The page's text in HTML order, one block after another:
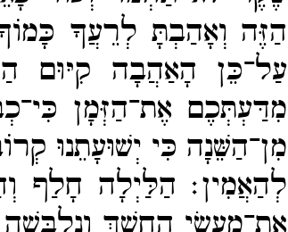
הַזֶּה וְאָהַבְתָּ לְרֵעֲךָ
עַל־​כֵּן הָאַהֲבָה קִיּוּם
מִדַּעְתְּכֶם אֶת־​הַזְּמָן
מִן־​הַשֵּׁנָה כִּי יְשׁוּעָתֵנוּ
לְהַאֲמִין׃ הַלַּיְלָה חָלַף
אֶת־​מַעֲשֵׂי הַחשֶׁךְ